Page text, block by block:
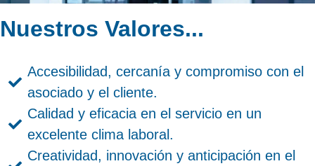
Nuestros Valores...
Accesibilidad, cercanía y compromiso con el
asociado y el cliente.
Calidad y eficacia en el servicio en un
excelente clima laboral.
Creatividad, innovación y anticipación en el